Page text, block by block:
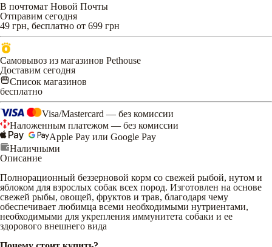
В почтомат Новой Почты
Отправим сегодня
49 грн, бесплатно от 699 грн
Самовывоз из магазинов Pethouse
Доставим сегодня
Список магазинов
бесплатно
Visa/Mastercard — без комиссии
Наложенным платежом — без комиссии
Apple Pay или Google Pay
Наличными
Описание
Полнорационный беззерновой корм со свежей рыбой, нутом и
яблоком для взрослых собак всех пород. Изготовлен на основе
свежей рыбы, овощей, фруктов и трав, благодаря чему
обеспечивает любимца всеми необходимыми нутриентами,
необходимыми для укрепления иммунитета собаки и ее
здорового внешнего вида